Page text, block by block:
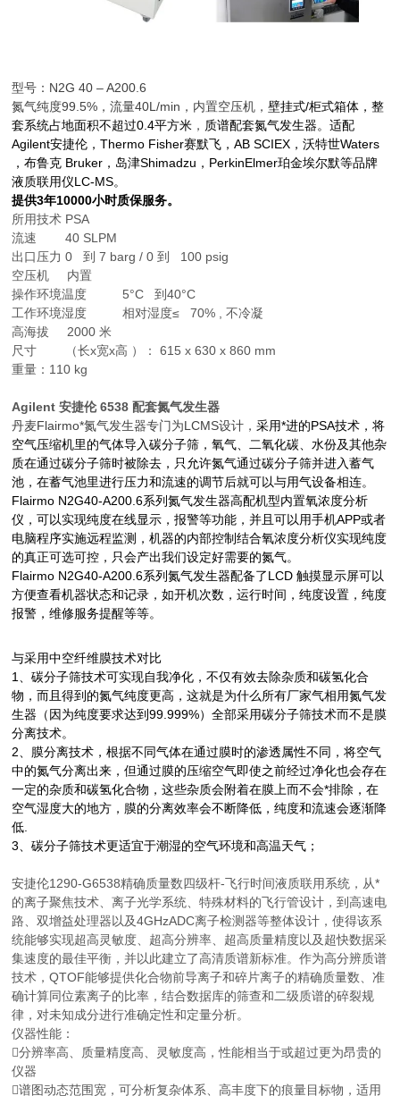
型号：N2G 40 – A200.6
氮气纯度99.5%，流量40L/min，内置空压机，壁挂式/柜式箱体，整
套系统占地面积不超过0.4平方米 ， 质谱配套氮气发生器。适配
Agilent安捷伦，Thermo Fisher赛默飞，AB SCIEX，沃特世Waters
，布鲁克 Bruker，岛津Shimadzu，PerkinElmer珀金埃尔默等品牌
液质联用仪LC-MS。
提供3年10000小时质保服务。
所用技术 PSA
流速 40 SLPM
出口压力 0 到 7 barg / 0 到 100 psig
空压机 内置
操作环境温度 5°C 到40°C
工作环境湿度 相对湿度≤ 70% , 不冷凝
高海拔 2000 米
尺寸 （长x宽x高 ）： 615 x 630 x 860 mm
重量：110 kg
Agilent 安捷伦 6538 配套氮气发生器
丹麦Flairmo*氮气发生器专门为LCMS设计，采用*进的PSA技术，将
空气压缩机里的气体导入碳分子筛，氧气、二氧化碳、水份及其他杂
质在通过碳分子筛时被除去，只允许氮气通过碳分子筛并进入蓄气
池，在蓄气池里进行压力和流速的调节后就可以与用气设备相连。
Flairmo N2G40-A200.6系列氮气发生器高配机型内置氧浓度分析
仪，可以实现纯度在线显示，报警等功能，并且可以用手机APP或者
电脑程序实施远程监测，机器的内部控制结合氧浓度分析仪实现纯度
的真正可选可控，只会产出我们设定好需要的氮气。
Flairmo N2G40-A200.6系列氮气发生器配备了LCD触摸显示屏可以
方便查看机器状态和记录，如开机次数，运行时间，纯度设置，纯度
报警，维修服务提醒等等。
与采用中空纤维膜技术对比
1、碳分子筛技术可实现自我净化，不仅有效去除杂质和碳氢化合
物，而且得到的氮气纯度更高，这就是为什么所有厂家气相用氮气发
生器（因为纯度要求达到99.999%）全部采用碳分子筛技术而不是膜
分离技术。
2、膜分离技术，根据不同气体在通过膜时的渗透属性不同，将空气
中的氮气分离出来，但通过膜的压缩空气即使之前经过净化也会存在
一定的杂质和碳氢化合物，这些杂质会附着在膜上而不会*排除，在
空气湿度大的地方，膜的分离效率会不断降低 ，纯度和流速会逐渐降
低.
3、碳分子筛技术更适宜于潮湿的空气环境和高温天气；
安捷伦1290-G6538精确质量数四级杆-飞行时间液质联用系统，从*
的离子聚焦技术、离子光学系统、特殊材料的飞行管设计，到高速电
路、双增益处理器以及4GHzADC离子检测器等整体设计，使得该系
统能够实现超高灵敏度、超高分辨率、超高质量精度以及超快数据采
集速度的最佳平衡，并以此建立了高清质谱新标准。作为高分辨质谱
技术，QTOF能够提供化合物前导离子和碎片离子的精确质量数、准
确计算同位素离子的比率，结合数据库的筛查和二级质谱的碎裂规
律，对未知成分进行准确定性和定量分析。
仪器性能：
分辨率高、质量精度高、灵敏度高，性能相当于或超过更为昂贵的
仪器
谱图动态范围宽，可分析复杂体系、高丰度下的痕量目标物，适用